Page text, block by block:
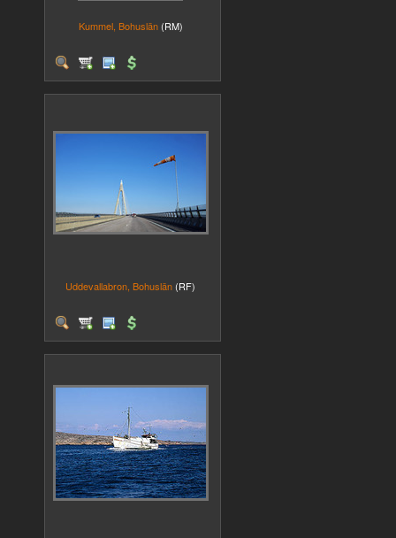
Kummel, Bohuslän (RM)
Uddevallabron, Bohuslän (RF)